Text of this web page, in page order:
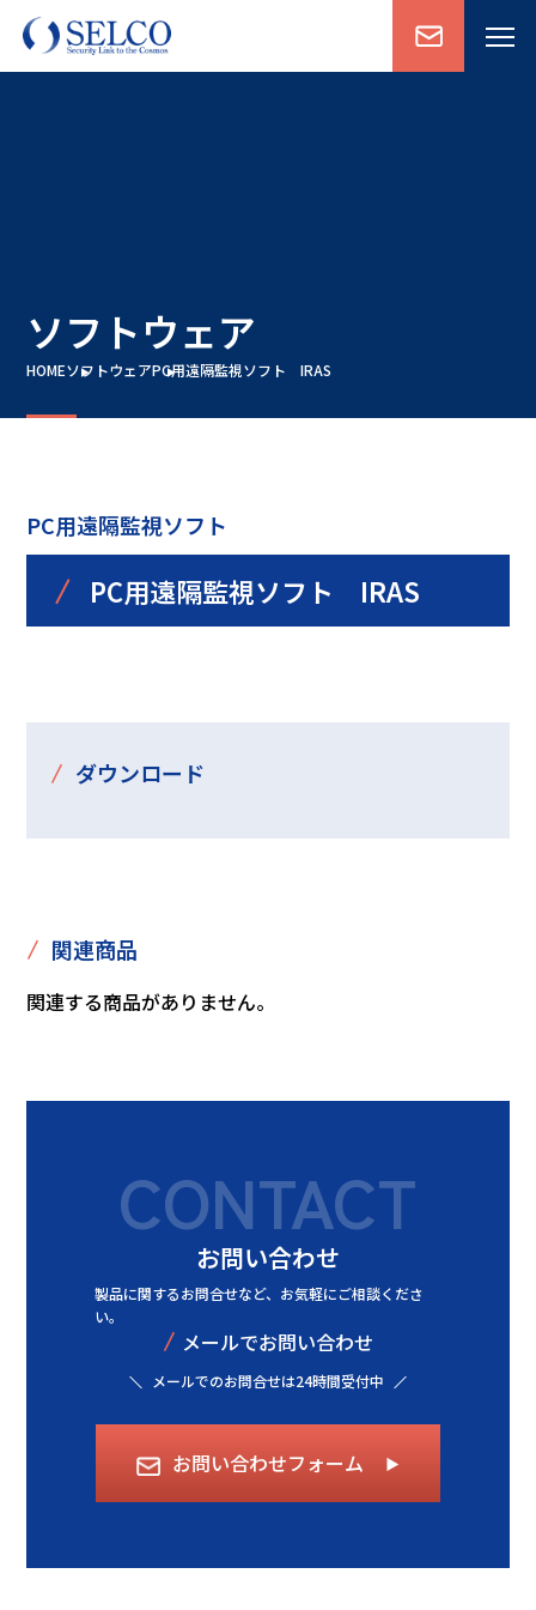
ソフトウェア
HOMEソフトウェアPC用遠隔監視ソフト IRAS
PC用遠隔監視ソフト
/ PC用遠隔監視ソフト IRAS
/ ダウンロード
/ 関連商品
関連する商品がありません。
CONTACT
お問い合わせ
製品に関するお問合せなど、 お気軽にご相談くださ
い。
/ メールでお問い合わせ
メールでのお問合せは24時間受付中
お問い合わせフォーム ▶︎